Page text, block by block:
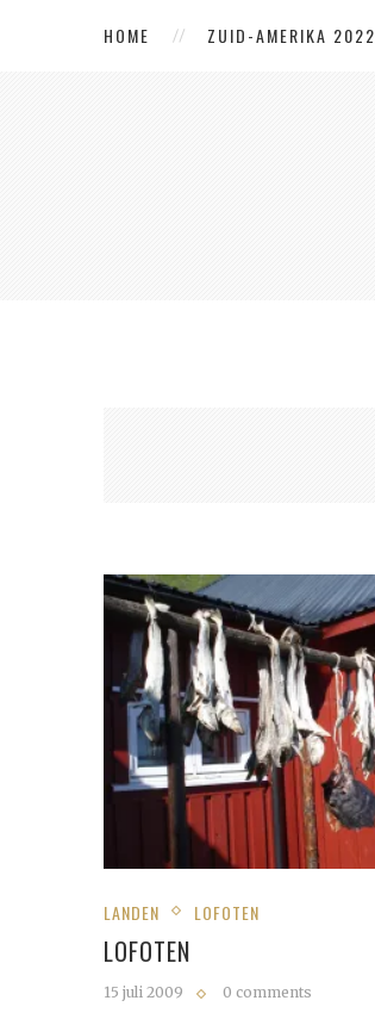
HOME ZUID-AMERIKA 2022
LANDEN LOFOTEN
LOFOTEN
15 juli 2009 0 comments